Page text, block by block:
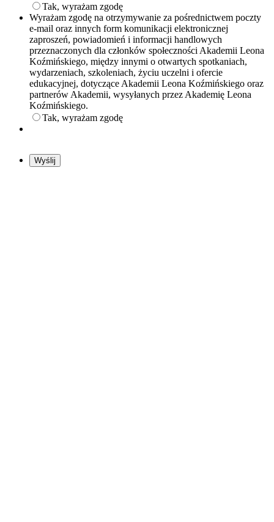
Tak, wyrażam zgodę
Wyrażam zgodę na otrzymywanie za pośrednictwem poczty
e-mail oraz innych form komunikacji elektronicznej
zaproszeń, powiadomień i informacji handlowych
przeznaczonych dla członków społeczności Akademii Leona
Koźmińskiego, między innymi o otwartych spotkaniach,
wydarzeniach, szkoleniach, życiu uczelni i ofercie
edukacyjnej, dotyczące Akademii Leona Koźmińskiego oraz
partnerów Akademii, wysyłanych przez Akademię Leona
Koźmińskiego.
Tak, wyrażam zgodę
Wyślij